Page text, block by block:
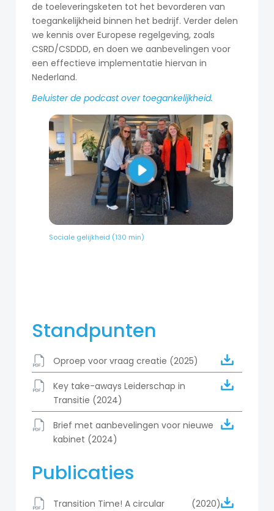
de toeleveringsketen tot het bevorderen van
toegankelijkheid binnen het bedrijf. Verder delen
we kennis over Europese regelgeving, zoals
CSRD/CSDDD, en doen we aanbevelingen voor
een effectieve implementatie hiervan in
Nederland.
Beluister de podcast over toegankelijkheid.
Sociale gelijkheid (130 min)
Standpunten
Oproep voor vraag creatie (2025)
Key take-aways Leiderschap in
Transitie (2024)
Brief met aanbevelingen voor nieuwe
kabinet (2024)
Publicaties
Transition Time! A circular
(2020)